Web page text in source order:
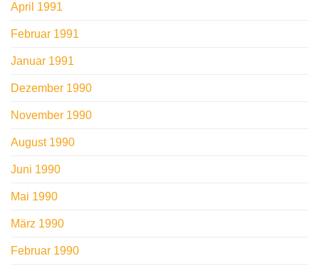
April 1991
Februar 1991
Januar 1991
Dezember 1990
November 1990
August 1990
Juni 1990
Mai 1990
März 1990
Februar 1990